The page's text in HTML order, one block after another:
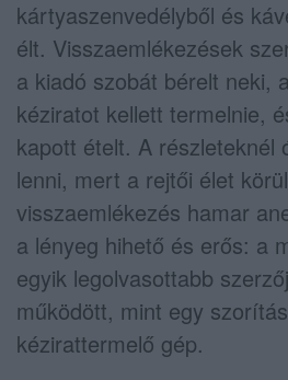
kártyaszenvedélyből és
élt. Visszaemlékezések
a kiadó szobát bérelt neki,
kéziratot kellett termelnie,
kapott ételt. A részleteknél
lenni, mert a rejtői élet
visszaemlékezés hamar
a lényeg hihető és erős: a
egyik legolvasottabb
működött, mint egy
kézirattermelő gép.